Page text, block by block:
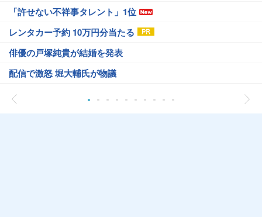
「許せない不祥事タレント」1位
レンタカー予約 10万円分当たる
俳優の戸塚純貴が結婚を発表
配信で激怒 堀大輔氏が物議